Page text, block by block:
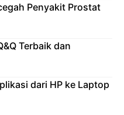
Penyakit Prostat
Terbaik dan
dari HP ke Laptop